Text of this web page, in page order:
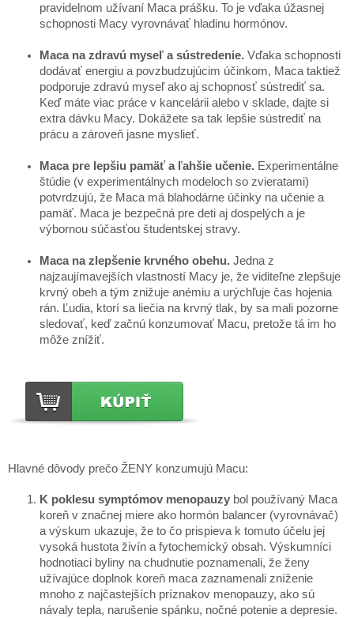
pravidelnom užívaní Maca prášku. To je vďaka úžasnej
schopnosti Macy vyrovnávať hladinu hormónov.
Maca na zdravú myseľ a sústredenie. Vďaka schopnosti
dodávať energiu a povzbudzujúcim účinkom, Maca taktiež
podporuje zdravú myseľ ako aj schopnosť sústrediť sa.
Keď máte viac práce v kancelárii alebo v sklade, dajte si
extra dávku Macy. Dokážete sa tak lepšie sústrediť na
prácu a zároveň jasne myslieť.
Maca pre lepšiu pamäť a ľahšie učenie. Experimentálne
štúdie (v experimentálnych modeloch so zvieratami)
potvrdzujú, že Maca má blahodárne účinky na učenie a
pamäť. Maca je bezpečná pre deti aj dospelých a je
výbornou súčasťou študentskej stravy.
Maca na zlepšenie krvného obehu. Jedna z
najzaujímavejších vlastností Macy je, že viditeľne zlepšuje
krvný obeh a tým znižuje anémiu a urýchľuje čas hojenia
rán. Ľudia, ktorí sa liečia na krvný tlak, by sa mali pozorne
sledovať, keď začnú konzumovať Macu, pretože tá im ho
môže znížiť.
Hlavné dôvody prečo ŽENY konzumujú Macu:
K poklesu symptómov menopauzy bol používaný Maca
koreň v značnej miere ako hormón balancer (vyrovnávač)
a výskum ukazuje, že to čo prispieva k tomuto účelu jej
vysoká hustota živín a fytochemický obsah. Výskumníci
hodnotiaci byliny na chudnutie poznamenali, že ženy
užívajúce doplnok koreň maca zaznamenali zníženie
mnoho z najčastejších príznakov menopauzy, ako sú
návaly tepla, narušenie spánku, nočné potenie a depresie.